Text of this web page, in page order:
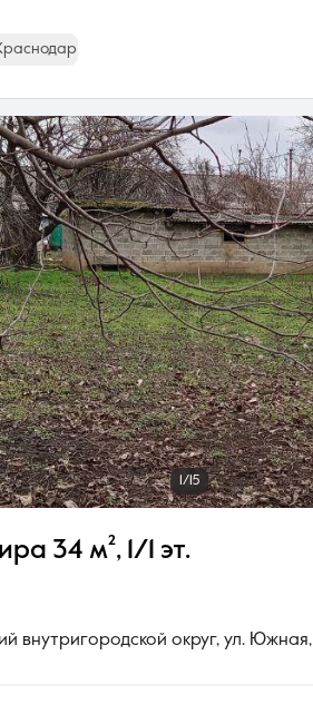
1/15
34 м², 1/1 эт.
внутригородской округ, ул. Южная,